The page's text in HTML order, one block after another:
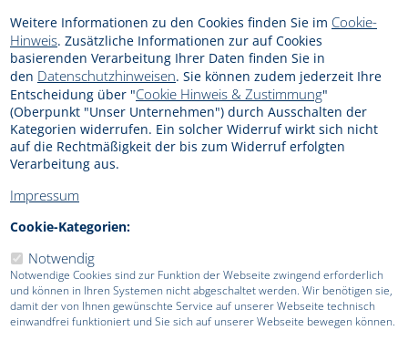
Weitere Informationen zu den Cookies finden Sie im Cookie-
Hinweis. Zusätzliche Informationen zur auf Cookies
basierenden Verarbeitung Ihrer Daten finden Sie in
den Datenschutzhinweisen. Sie können zudem jederzeit Ihre
Entscheidung über "Cookie Hinweis & Zustimmung"
(Oberpunkt "Unser Unternehmen") durch Ausschalten der
Kategorien widerrufen. Ein solcher Widerruf wirkt sich nicht
auf die Rechtmäßigkeit der bis zum Widerruf erfolgten
Verarbeitung aus.
Impressum
Cookie-Kategorien:
Notwendig
Notwendige Cookies sind zur Funktion der Webseite zwingend erforderlich
und können in Ihren Systemen nicht abgeschaltet werden. Wir benötigen sie,
damit der von Ihnen gewünschte Service auf unserer Webseite technisch
einwandfrei funktioniert und Sie sich auf unserer Webseite bewegen können.
Sparflug Customer Edition
INFO & ANMELDUNG
Mit der Customer Edition unserer
Internetbuchungsmaschine kann Ihr Kunde ganz
bequem direkt über Ihre Homepage Flüge buchen.
Das Wichtigste in Kürze
Tarifen sowie optional Charter- und Low Cost
Tarifen
Zugriff per Link aus Ihrer eigenen Homepage auf
unsere Flugdatenbank
Nutzung als eigenes Reservierungssystem – keine